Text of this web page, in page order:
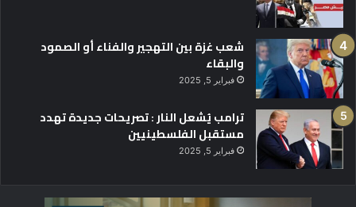
شعب غزة بين التهجير والفناء أو الصمود
والبقاء
فبراير 5, 2025
ترامب يُشعل النار : تصريحات جديدة تهدد
مستقبل الفلسطينيين
فبراير 5, 2025